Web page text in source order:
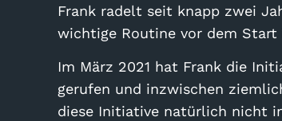
Frank radelt seit knapp zwei
wichtige Routine vor dem Start
Im März 2021 hat Frank die
gerufen und inzwischen
diese Initiative natürlich nicht